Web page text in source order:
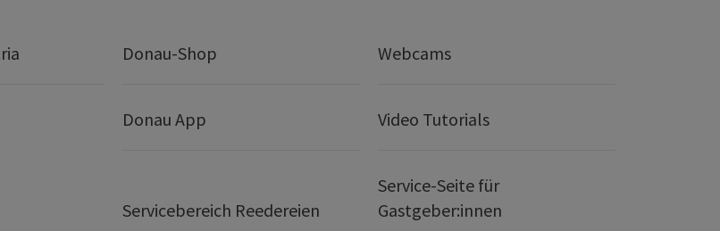
Donau-Shop Webcams
Donau App Video Tutorials
Servicebereich Reedereien
Service-Seite für
Gastgeber:innen